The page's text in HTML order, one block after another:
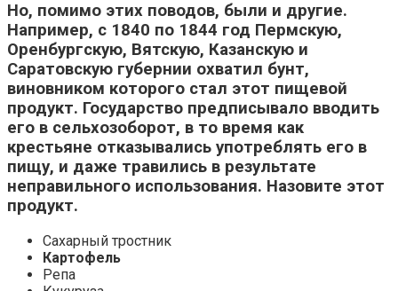
Но, помимо этих поводов, были и другие.
Например, с 1840 по 1844 год Пермскую,
Оренбургскую, Вятскую, Казанскую и
Саратовскую губернии охватил бунт,
виновником которого стал этот пищевой
продукт. Государство предписывало вводить
его в сельхозоборот, в то время как
крестьяне отказывались употреблять его в
пищу, и даже травились в результате
неправильного использования. Назовите этот
продукт.
Сахарный тростник
Картофель
Репа